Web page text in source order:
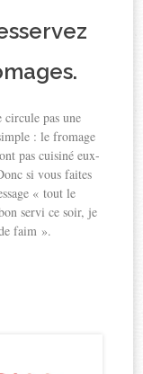
circule pas une
: le fromage
pas cuisiné eux-
si vous faites
« tout le
servi ce soir, je
faim ».